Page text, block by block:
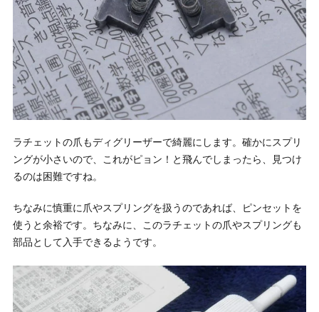
ラチェットの爪もディグリーザーで綺麗にします。確かにスプリ
ングが小さいので、これがピョン！と飛んでしまったら、見つけ
るのは困難ですね。
ちなみに慎重に爪やスプリングを扱うのであれば、ピンセットを
使うと余裕です。ちなみに、このラチェットの爪やスプリングも
部品として入手できるようです。